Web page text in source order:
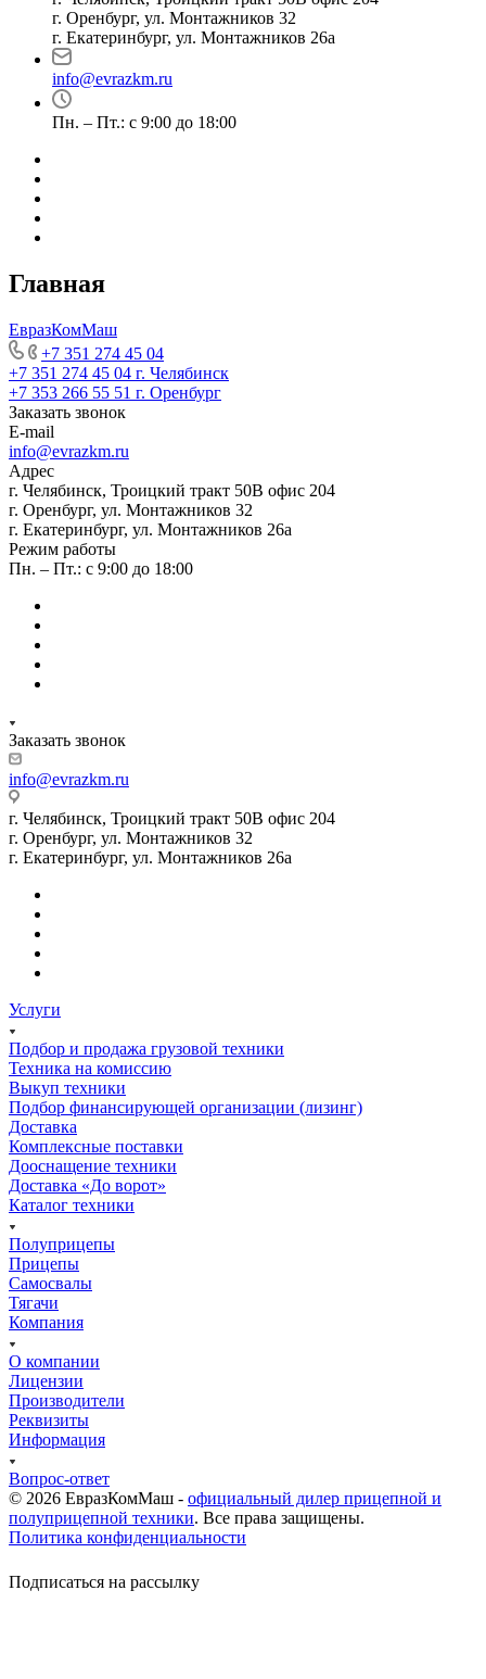
г. Оренбург, ул. Монтажников 32
г. Екатеринбург, ул. Монтажников 26а
info@evrazkm.ru
Пн. – Пт.: с 9:00 до 18:00
Главная
ЕвразКомМаш
+7 351 274 45 04
+7 351 274 45 04 г. Челябинск
+7 353 266 55 51 г. Оренбург
Заказать звонок
E-mail
info@evrazkm.ru
Адрес
г. Челябинск, Троицкий тракт 50В офис 204
г. Оренбург, ул. Монтажников 32
г. Екатеринбург, ул. Монтажников 26а
Режим работы
Пн. – Пт.: с 9:00 до 18:00
Заказать звонок
info@evrazkm.ru
г. Челябинск, Троицкий тракт 50В офис 204
г. Оренбург, ул. Монтажников 32
г. Екатеринбург, ул. Монтажников 26а
Услуги
Подбор и продажа грузовой техники
Техника на комиссию
Выкуп техники
Подбор финансирующей организации (лизинг)
Доставка
Комплексные поставки
Дооснащение техники
Доставка «До ворот»
Каталог техники
Полуприцепы
Прицепы
Самосвалы
Тягачи
Компания
О компании
Лицензии
Производители
Реквизиты
Информация
Вопрос-ответ
© 2026 ЕвразКомМаш - официальный дилер прицепной и
полуприцепной техники. Все права защищены.
Политика конфиденциальности
Подписаться на рассылку